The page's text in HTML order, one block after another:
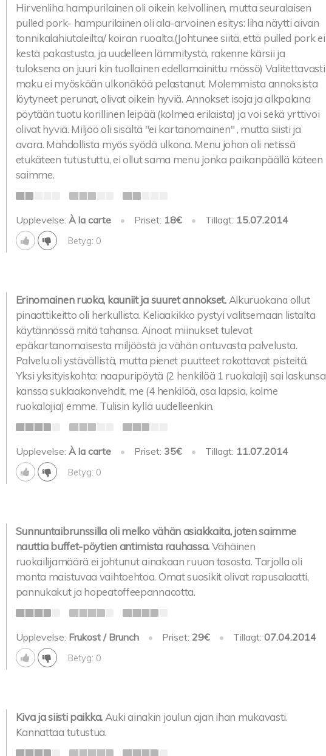
Hirvenliha hampurilainen oli oikein kelvollinen, mutta seuralaisen
pulled pork- hampurilainen oli ala-arvoinen esitys: liha näytti aivan
tonnikalahiutaleilta/ koiran ruoalta.(Johtunee siitä, että pulled pork ei
kestä pakastusta, ja uudelleen lämmitystä, rakenne kärsii ja
tuloksena on juuri kin tuollainen edellamainittu mössö) Valitettavasti
maku ei myöskään ulkonäköä pelastanut. Molemmista annoksista
löytyneet perunat, olivat oikein hyviä. Annokset isoja ja alkpalana
pöytään tuotu korillinen leipää (kolmea erilaista) ja voi sekä yrttivoi
olivat hyviä. Miljöö oli sisältä "ei kartanomainen" , mutta siisti ja
avara. Mahdollista myös syödä ulkona. Menu johon oli netissä
etukäteen tutustuttu, ei ollut sama menu jonka paikanpäällä käteen
saimme.
Upplevelse: À la carte • Priset: 18€ • Tillagt: 15.07.2014
Betyg: 0
Erinomainen ruoka, kauniit ja suuret annokset. Alkuruokana ollut
pinaattikeitto oli herkullista. Keliaakikko pystyi valitsemaan listalta
käytännössä mitä tahansa. Ainoat miinukset tulevat
epäkartanomaisesta miljööstä ja vähän ontuvasta palvelusta.
Palvelu oli ystävällistä, mutta pienet puutteet rokottavat pisteitä.
Yksi yksityiskohta: naapuripöytä (2 henkilöä 1 ruokalaji) sai laskunsa
kanssa suklaakonvehdit, me (4 henkilöä, osa lapsia, kolme
ruokalajia) emme. Tulisin kyllä uudelleenkin.
Upplevelse: À la carte • Priset: 35€ • Tillagt: 11.07.2014
Betyg: 0
Sunnuntaibrunssilla oli melko vähän asiakkaita, joten saimme
nauttia buffet-pöytien antimista rauhassa.Vähäinen
ruokailijamäärä ei johtunut ainakaan ruuan tasosta. Tarjolla oli
monta maistuvaa vaihtoehtoa. Omat suosikit olivat rapusalaatti,
pannukakut ja hopeatoffeepannacotta.
Upplevelse: Frukost / Brunch • Priset: 29€ • Tillagt:07.04.2014
Betyg: 0
Kiva ja siisti paikka.Auki ainakin joulun ajan ihan mukavasti.
Kannattaa tutustua.